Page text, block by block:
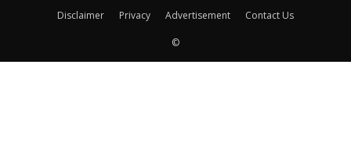
Disclaimer Privacy Advertisement Contact Us
©